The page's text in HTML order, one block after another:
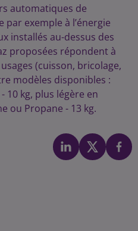
automatiques de
exemple à l’énergie
installés au-dessus des
proposées répondent à
(cuisson, bricolage,
modèles disponibles :
10 kg, plus légère en
ou Propane - 13 kg.